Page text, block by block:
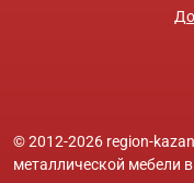
© 2012-2026 region-
металлической мебели